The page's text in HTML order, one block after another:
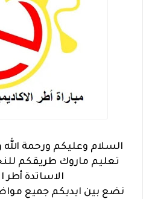
السلام وعليكم ورحمة
تعليم ماروك طريقكم
الاساتدة أطر
نضع بين ايديكم جميع